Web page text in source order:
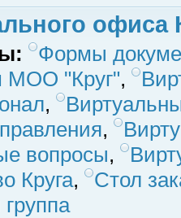
офиса
Формы
МОО "Круг",
,
,
вопросы,
Круга,
Стол